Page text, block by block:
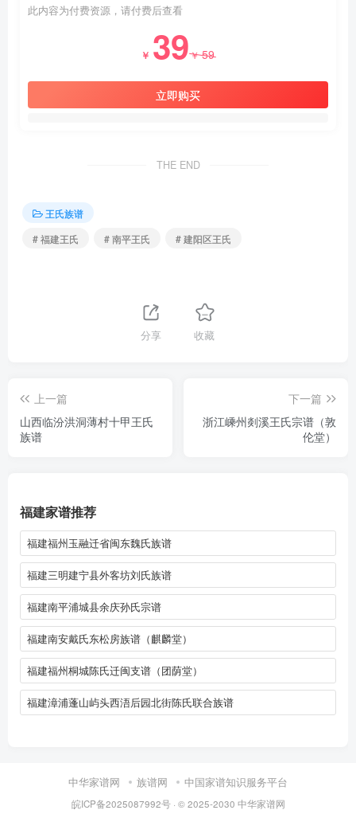
此内容为付费资源，请付费后查看
￥ 39￥59
立即购买
THE END
王氏族谱
# 福建王氏
# 南平王氏 # 建阳区王氏
分享 收藏
上一篇
山西临汾洪洞薄村十甲王氏
族谱
下一篇
浙江嵊州剡溪王氏宗谱（敦
伦堂）
福建家谱推荐
福建福州玉融迁省闽东魏氏族谱
福建三明建宁县外客坊刘氏族谱
福建南平浦城县余庆孙氏宗谱
福建南安戴氏东松房族谱（麒麟堂）
福建福州桐城陈氏迁闽支谱（团荫堂）
福建漳浦蓬山屿头西浯后园北街陈氏联合族谱
中华家谱网 族谱网 中国家谱知识服务平台
皖ICP备2025087992号· © 2025-2030 中华家谱网